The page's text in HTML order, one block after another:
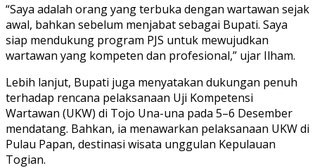
“Saya adalah orang yang terbuka dengan wartawan sejak
awal, bahkan sebelum menjabat sebagai Bupati. Saya
siap mendukung program PJS untuk mewujudkan
wartawan yang kompeten dan profesional,” ujar Ilham.
Lebih lanjut, Bupati juga menyatakan dukungan penuh
terhadap rencana pelaksanaan Uji Kompetensi
Wartawan (UKW) di Tojo Una-una pada 5–6 Desember
mendatang. Bahkan, ia menawarkan pelaksanaan UKW di
Pulau Papan, destinasi wisata unggulan Kepulauan
Togian.